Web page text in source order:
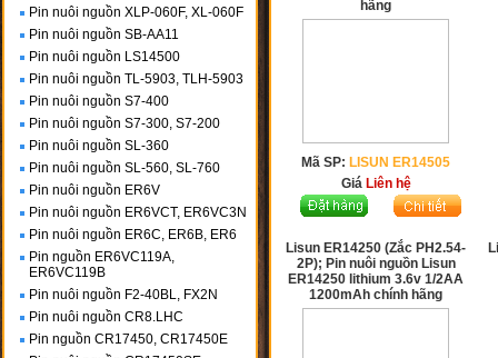
Pin nuôi nguồn XLP-060F, XL-060F
Pin nuôi nguồn SB-AA11
Pin nuôi nguồn LS14500
Pin nuôi nguồn TL-5903, TLH-5903
Pin nuôi nguồn S7-400
Pin nuôi nguồn S7-300, S7-200
Pin nuôi nguồn SL-360
Pin nuôi nguồn SL-560, SL-760
Pin nuôi nguồn ER6V
Pin nuôi nguồn ER6VCT, ER6VC3N
Pin nuôi nguồn ER6C, ER6B, ER6
Pin nguồn ER6VC119A,
ER6VC119B
Pin nuôi nguồn F2-40BL, FX2N
Pin nuôi nguồn CR8.LHC
Pin nguồn CR17450, CR17450E
hãng
Mã SP: LISUN ER14505
Giá Liên hệ
Lisun ER14250 (Zắc PH2.54-
2P); Pin nuôi nguồn Lisun
ER14250 lithium 3.6v 1/2AA
1200mAh chính hãng